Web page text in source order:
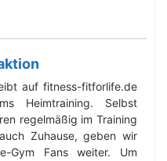
auf fitness-fitforlife.de
Heimtraining. Selbst
regelmäßig im Training
Zuhause, geben wir
Gym Fans weiter. Um